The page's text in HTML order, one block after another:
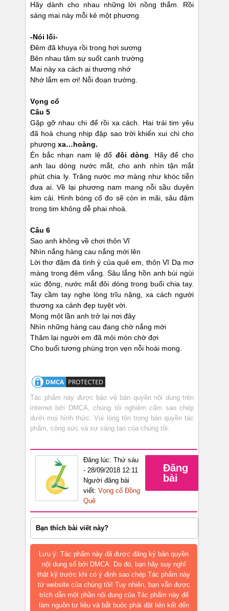
Hãy dành cho nhau những lời nồng thắm. Rồi
sáng mai này mỗi kẻ một phương.
-Nói lối-
Đêm đã khuya rồi trong hơi sương
Bên nhau tâm sự suốt canh trường
Mai này xa cách ai thương nhớ
Nhớ lắm em ơi! Nỗi đoạn trường.
Vọng cổ
Câu 5
Gặp gỡ nhau chi để rồi xa cách. Hai trái tim yêu
đã hoà chung nhịp đập sao trời khiến xui chi cho
phượng xa…hoàng.
Én bắc nhạn nam lệ đổđôi dòng. Hãy để cho
anh lau dòng nước mắt, cho anh nhìn tận mắt
phút chia ly. Trăng nước mơ màng như khóc tiễn
đưa ai. Về lại phương nam mang nỗi sầu duyên
kim cải. Hình bóng cố đo sẽ còn in mãi, sâu đậm
trong tim không dễ phai nhoà.
Câu 6
Sao anh không về chơi thôn Vĩ
Nhìn nắng hàng cau nắng mới lên
Lời thơ đậm đà tình ý của quê em, thôn Vĩ Dạ mơ
màng trong đêm vắng. Sâu lắng hồn anh bùi ngùi
xúc động, nước mắt đôi dòng trong buổi chia tay.
Tay cầm tay nghe lòng trĩu nặng, xa cách người
thương xa cảnh đẹp tuyệt vời.
Mong một lần anh trở lại nơi đây
Nhìn những hàng cau đang chờ nắng mới
Thăm lại người em đã mỏi mòn chờ đợi
Cho buổi tương phùng trọn vẹn nỗi hoài mong.
Tác phẩm này được bảo vệ bản quyền nội dung trên
internet bởi DMCA, chúng tôi nghiêm cấm sao chép
dưới mọi hình thức. Vui lòng tôn trọng bản quyền tác
phẩm, công sức và sự sáng tạo của chúng tôi.
Đăng lúc: Thứ sáu
- 28/09/2018 12:11
Người đăng bài
viết: Vọng cổ Đồng
Quê
Đăng
bài
Bạn thích bài viết này?
Lưu ý: Tác phẩm này đã được đăng ký bản quyền
nội dung số bởi DMCA. Do đó, bạn hãy suy nghĩ
thật kỹ trước khi có ý định sao chép Tác phẩm này
từ website của chúng tôi! Tuy nhiên, bạn vẫn được
trích dẫn một phần nội dung của Tác phẩm này để
làm nguồn tư liệu và bắt buộc phải đặt liên kết đến